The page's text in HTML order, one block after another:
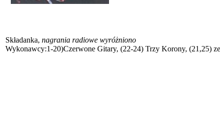
Składanka, nagrania radiowe wyróżniono
Wykonawcy:1-20)Czerwone Gitary, (22-24) Trzy Korony, (21,25)